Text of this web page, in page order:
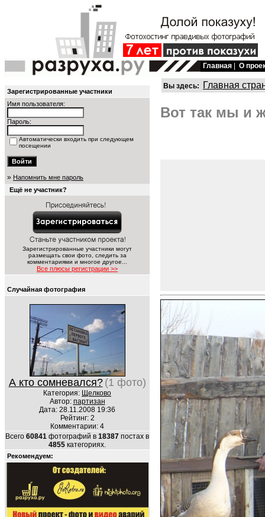
Главная О
Зарегистрированные участники
Имя пользователя:
Пароль:
Автоматически входить при следующем
посещении
» Напомнить мне пароль
Ещё не участник?
Зарегистрированные участники могут
размещать свои фото, следить за
комментариями и многое другое...
Все плюсы регистрации >>
Случайная фотография
А кто сомневался? (1 фото)
Категория: Щелково
Автор: партизан
Дата: 28.11.2008 19:36
Рейтинг: 2
Комментарии: 4
Всего 60841 фотографий в 18387 постах в
4855 категориях.
Рекомендуем:
Вы здесь: Главная
Вот так мы и